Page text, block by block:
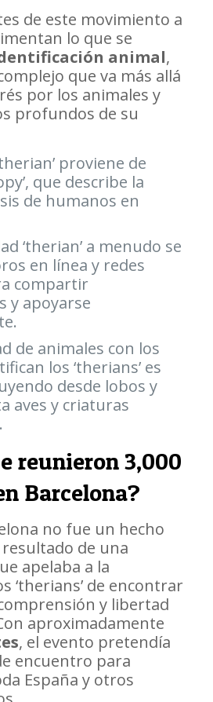
de este movimiento a
lo que se
animal,
que va más allá
por los animales y
profundos de su
proviene de
que describe la
de humanos en
‘therian’ a menudo se
en línea y redes
compartir
y apoyarse
de animales con los
los ‘therians’ es
desde lobos y
aves y criaturas
reunieron 3,000
Barcelona?
no fue un hecho
de una
apelaba a la
‘therians’ de encontrar
y libertad
aproximadamente
, el evento pretendía
encuentro para
España y otros